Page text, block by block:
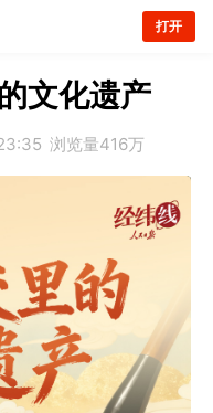
打开
文化遗产
浏览量416万